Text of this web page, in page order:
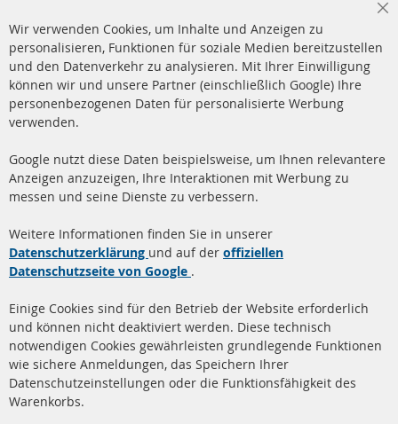
+49 (0) 4533 799 00 0
Mo-Do: 09-17 Uhr, Fr 09-16 Uhr
info@contra-automotive.de
facebook
instagram
Quick Links
Dieselpartikelfilter (DPF)
Dieselpartikelfilter
Katalysator (KAT)
Sensoren
FAQ
Kundenservice
Über uns
Versandkosten
Kontakt
Vertrag widerrufen
Wir verwenden Cookies, um Inhalte und Anzeigen zu
personalisieren, Funktionen für soziale Medien bereitzustellen
und den Datenverkehr zu analysieren. Mit Ihrer Einwilligung
können wir und unsere Partner (einschließlich Google) Ihre
personenbezogenen Daten für personalisierte Werbung
verwenden.
Google nutzt diese Daten beispielsweise, um Ihnen relevantere
Anzeigen anzuzeigen, Ihre Interaktionen mit Werbung zu
messen und seine Dienste zu verbessern.
Weitere Informationen finden Sie in unserer
Datenschutzerklärung und auf der offiziellen
Datenschutzseite von Google .
Einige Cookies sind für den Betrieb der Website erforderlich
und können nicht deaktiviert werden. Diese technisch
notwendigen Cookies gewährleisten grundlegende Funktionen
wie sichere Anmeldungen, das Speichern Ihrer
Datenschutzeinstellungen oder die Funktionsfähigkeit des
Warenkorbs.